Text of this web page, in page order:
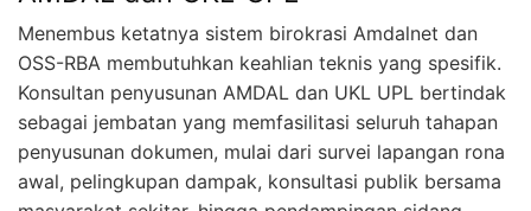
Menembus ketatnya sistem birokrasi Amdalnet dan
OSS-RBA membutuhkan keahlian teknis yang spesifik.
Konsultan penyusunan AMDAL dan UKL UPL bertindak
sebagai jembatan yang memfasilitasi seluruh tahapan
penyusunan dokumen, mulai dari survei lapangan rona
awal, pelingkupan dampak, konsultasi publik bersama